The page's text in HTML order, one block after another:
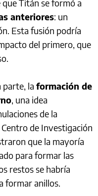
Titán se formó a
anteriores: un
Esta fusión podría
del primero, que
parte, la formación de
, una idea
de la
de Investigación
que la mayoría
para formar las
restos se habría
formar anillos.